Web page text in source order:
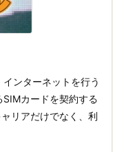
ンターネットを行う
カードを契約する
リアだけでなく、利